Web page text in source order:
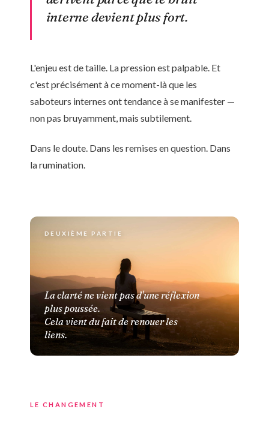
interne devient plus fort.
L'enjeu est de taille. La pression est palpable. Et
c'est précisément à ce moment-là que les
saboteurs internes ont tendance à se manifester —
non pas bruyamment, mais subtilement.
Dans le doute. Dans les remises en question. Dans
la rumination.
DEUXIÈME PARTIE
La clarté ne vient pas d'une réflexion
plus poussée.
Cela vient du fait de renouer les
liens.
LE CHANGEMENT